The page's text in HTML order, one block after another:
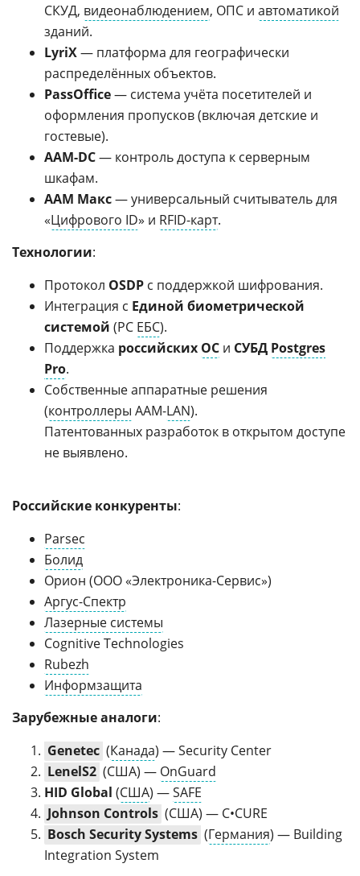
СКУД, видеонаблюдением, ОПС и автоматикой
зданий.
LyriX— платформа для географически
распределённых объектов.
PassOffice— система учёта посетителей и
оформления пропусков (включая детские и
гостевые).
AAM-DC— контроль доступа к серверным
шкафам.
ААМ Макс— универсальный считыватель для
«Цифрового ID» и RFID-карт.
Технологии:
Протокол OSDP с поддержкой шифрования.
Интеграция с Единой биометрической
системой (РС ЕБС).
Поддержка российских ОС и СУБД Postgres
Pro.
Собственные аппаратные решения
(контроллеры AAM-LAN).
Патентованных разработок в открытом доступе
не выявлено.
Российские конкуренты:
Parsec
Болид
Орион (ООО «Электроника-Сервис»)
Аргус-Спектр
Лазерные системы
Cognitive Technologies
Rubezh
Информзащита
Зарубежные аналоги:
Genetec (Канада) — Security Center
LenelS2 (США) — OnGuard
HID Global (США) —SAFE
Johnson Controls (США) — C•CURE
Bosch Security Systems (Германия) — Building
Integration System